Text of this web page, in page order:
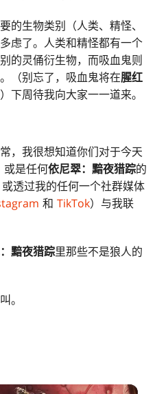
的生物类别（人类、精怪、
虑了。人类和精怪都有一个
的灵俑衍生物，而吸血鬼则
（别忘了，吸血鬼将在腥红
下周待我向大家一一道来。
，我很想知道你们对于今天
或是任何依尼翠：黯夜猎踪的
透过我的任何一个社群媒体
和TikTok）与我联
黯夜猎踪里那些不是狼人的
。